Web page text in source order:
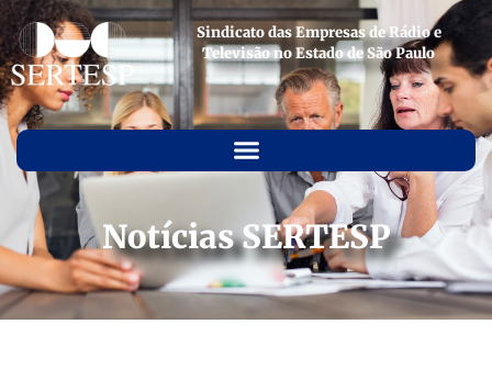
Sindicato das Empresas de Rádio e
Televisão no Estado de São Paulo
Notícias SERTESP